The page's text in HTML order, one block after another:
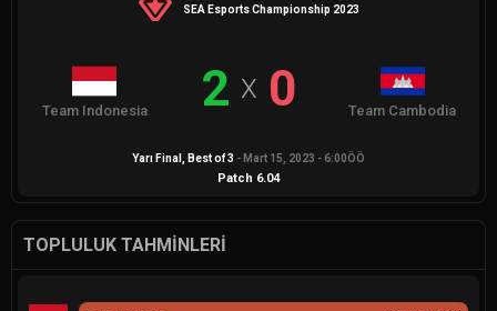
SEA Esports Championship 2023
Team Indonesia 2 X 0 Team Cambodia
Yarı Final , Best of3 - Mart 15, 2023 - 6:00ÖÖ
Patch 6.04
TOPLULUK TAHMINLERI